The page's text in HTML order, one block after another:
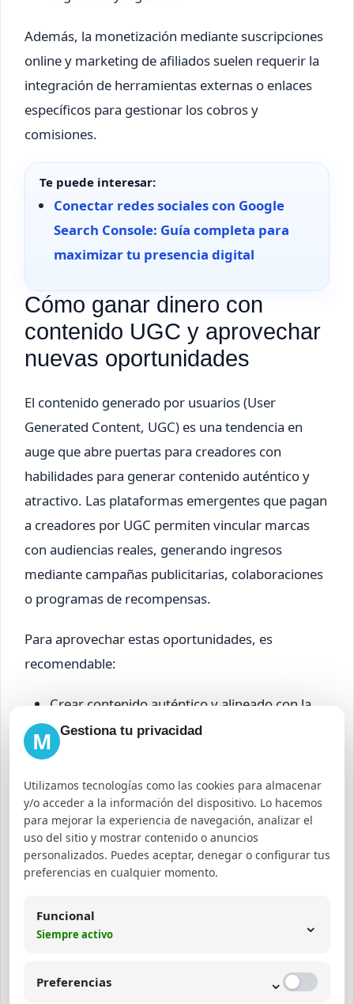
Además, la monetización mediante suscripciones
online y marketing de afiliados suelen requerir la
integración de herramientas externas o enlaces
específicos para gestionar los cobros y
comisiones.
Te puede interesar:
Conectar redes sociales con Google
Search Console: Guía completa para
maximizar tu presencia digital
Cómo ganar dinero con
contenido UGC y aprovechar
nuevas oportunidades
El contenido generado por usuarios (User
Generated Content, UGC) es una tendencia en
auge que abre puertas para creadores con
habilidades para generar contenido auténtico y
atractivo. Las plataformas emergentes que pagan
a creadores por UGC permiten vincular marcas
con audiencias reales, generando ingresos
mediante campañas publicitarias, colaboraciones
o programas de recompensas.
Para aprovechar estas oportunidades, es
recomendable:
Crear contenido auténtico y alineado con la
marca o nicho.
Interactuar activamente con la comunidad
para aumentar el alcance.
Participar en programas de recompensas y
colaboraciones ofrecidos por las plataformas.
Utilizar herramientas para monetizar
audiencias digitales que faciliten la gestión y
Tendencias de monetización
digital 2026 y la economía de
M Gestiona tu privacidad
Utilizamos tecnologías como las cookies para almacenar
y/o acceder a la información del dispositivo. Lo hacemos
para mejorar la experiencia de navegación, analizar el
uso del sitio y mostrar contenido o anuncios
personalizados. Puedes aceptar, denegar o configurar tus
preferencias en cualquier momento.
Funcional
Siempre activo ⌄
Preferencias ⌄